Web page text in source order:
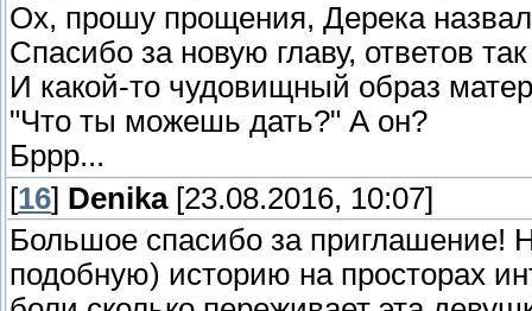
Ох, прошу прощения, Дерека
Спасибо за новую главу, ответов
И какой-то чудовищный образ
"Что ты можешь дать?" А он?
Бррр...
[16] Denika[23.08.2016, 10:07]
Большое спасибо за приглашение!
подобную) историю на просторах